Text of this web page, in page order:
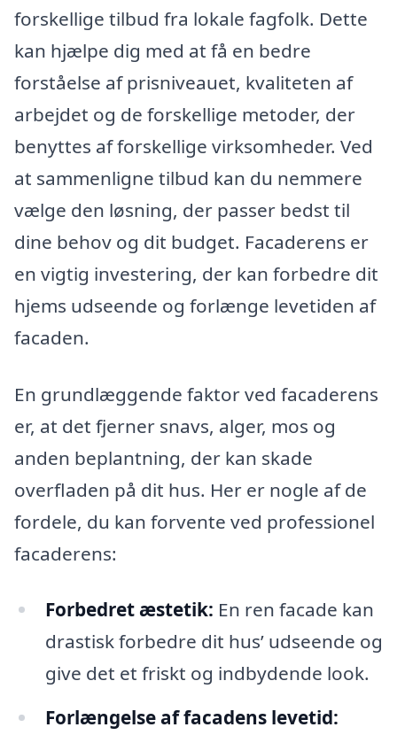
forskellige tilbud fra lokale fagfolk. Dette
kan hjælpe dig med at få en bedre
forståelse af prisniveauet, kvaliteten af
arbejdet og de forskellige metoder, der
benyttes af forskellige virksomheder. Ved
at sammenligne tilbud kan du nemmere
vælge den løsning, der passer bedst til
dine behov og dit budget. Facaderens er
en vigtig investering, der kan forbedre dit
hjems udseende og forlænge levetiden af
facaden.
En grundlæggende faktor ved facaderens
er, at det fjerner snavs, alger, mos og
anden beplantning, der kan skade
overfladen på dit hus. Her er nogle af de
fordele, du kan forvente ved professionel
facaderens:
Forbedret æstetik: En ren facade kan
drastisk forbedre dit hus’ udseende og
give det et friskt og indbydende look.
Forlængelse af facadens levetid: